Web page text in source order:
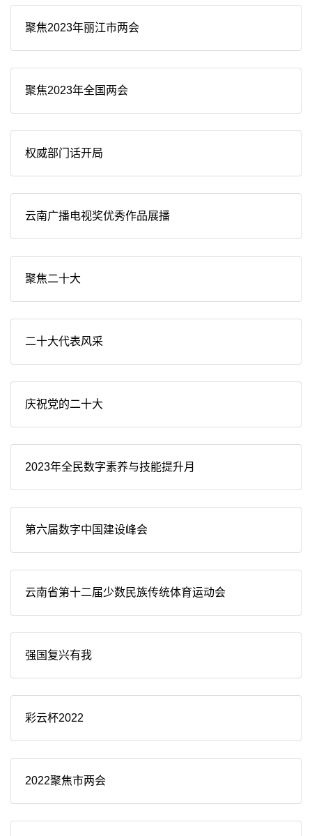
聚焦2023年丽江市两会
聚焦2023年全国两会
权威部门话开局
云南广播电视奖优秀作品展播
聚焦二十大
二十大代表风采
庆祝党的二十大
2023年全民数字素养与技能提升月
第六届数字中国建设峰会
云南省第十二届少数民族传统体育运动会
强国复兴有我
彩云杯2022
2022聚焦市两会